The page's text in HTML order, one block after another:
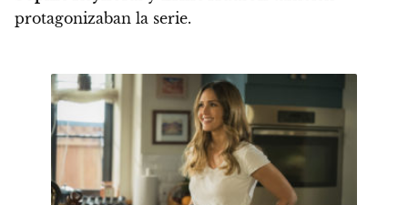
protagonizaban la serie.